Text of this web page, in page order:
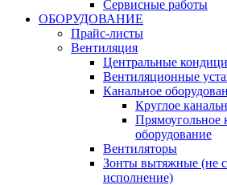
Сервисные работы
ОБОРУДОВАНИЕ
Прайс-листы
Вентиляция
Центральные
Вентиляционные
Канальное
Круглое
Прямоугольное
оборудование
Вентиляторы
Зонты вытяжные (не
исполнение)